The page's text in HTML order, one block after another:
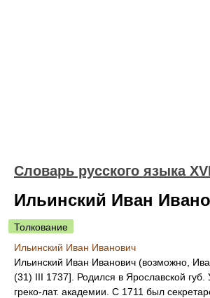
Словарь русского языка
Ильинский Иван
Толкование
Ильинский Иван Иванович
Ильинский Иван Иванович (возможно,
(31) III 1737]. Родился в Ярославской губ.
греко-лат. академии. С 1711 был